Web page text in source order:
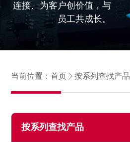
连接、为客户创价值，与
员工共成长。
当前位置：首页 按系列查找产品
按系列查找产品